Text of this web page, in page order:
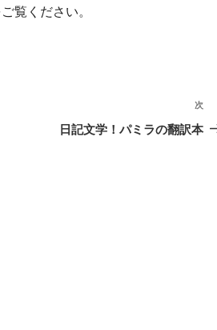
覧ください。
次
の
次
日記文学！パミラの翻訳本